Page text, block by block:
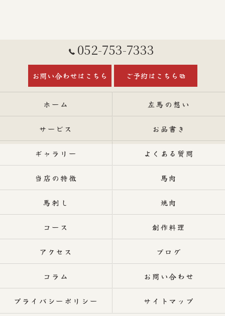
052-753-7333
お問い合わせはこちら ご予約はこちら
ホーム 左馬の想い
サービス お品書き
ギャラリー よくある質問
当店の特徴 馬肉
馬刺し 焼肉
コース 創作料理
アクセス ブログ
コラム お問い合わせ
プライバシーポリシー サイトマップ